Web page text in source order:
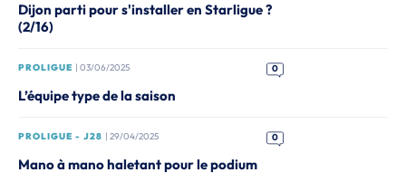
Dijon parti pour s'installer en Starligue ?
(2/16)
PROLIGUE | 03/06/2025 0
L’équipe type de la saison
PROLIGUE - J28 | 29/04/2025 0
Mano à mano haletant pour le podium